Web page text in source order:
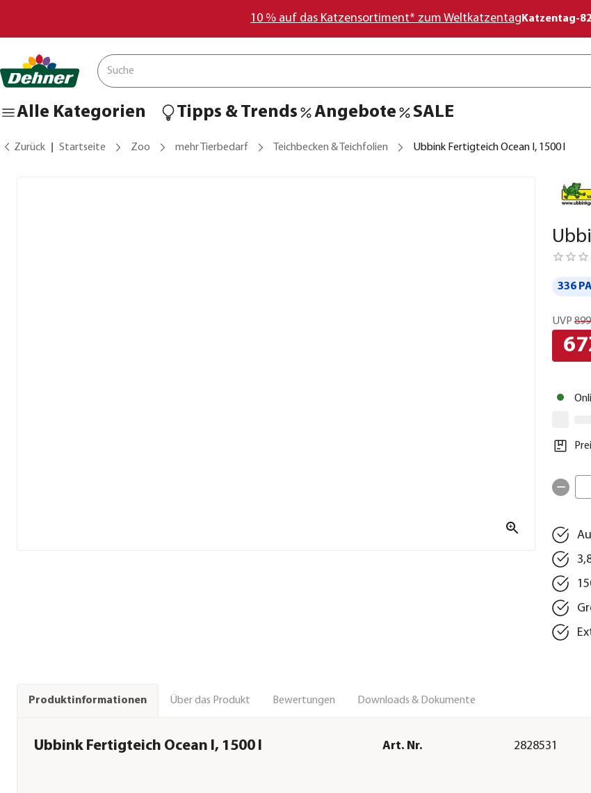
10 % auf das Katzensortiment* zum Weltkatzentag Katzentag-
Alle Kategorien Tipps & Trends Angebote SALE
Zurück Startseite Zoo mehr Tierbedarf Teichbecken & Teichfolien Ubbink Fertigteich Ocean I, 1500 l
336
UVP
Produktinformationen Über das Produkt Bewertungen Downloads & Dokumente
Ubbink Fertigteich Ocean I, 1500 l Art. Nr. 2828531